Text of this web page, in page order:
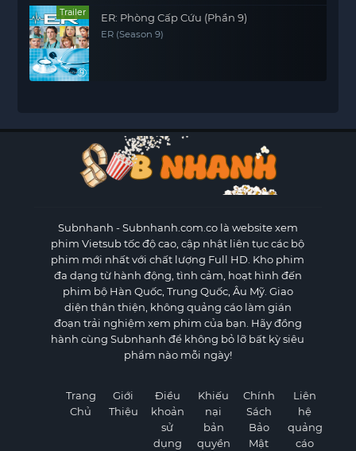
Trailer ER: Phòng Cấp Cứu (Phần 9)
ER (Season 9)
Subnhanh - Subnhanh.com.co là website xem
phim Vietsub tốc độ cao, cập nhật liên tục các bộ
phim mới nhất với chất lượng Full HD. Kho phim
đa dạng từ hành động, tình cảm, hoạt hình đến
phim bộ Hàn Quốc, Trung Quốc, Âu Mỹ. Giao
diện thân thiện, không quảng cáo làm gián
đoạn trải nghiệm xem phim của bạn. Hãy đồng
hành cùng Subnhanh để không bỏ lỡ bất kỳ siêu
phẩm nào mỗi ngày!
Trang
Chủ
Giới
Thiệu
Điều
khoản
sử
dụng
Khiếu
nại
bản
quyền
Chính
Sách
Bảo
Mật
Liên
hệ
quảng
cáo